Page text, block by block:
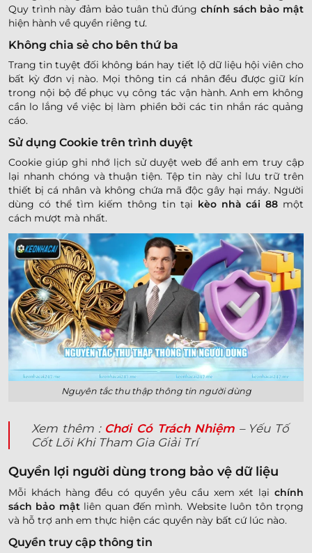
Quy trình này đảm bảo tuân thủ đúngchính sách bảo mật
hiện hành về quyền riêng tư.
Không chia sẻ cho bên thứ ba
Trang tin tuyệt đối không bán hay tiết lộ dữ liệu hội viên cho
bất kỳ đơn vị nào. Mọi thông tin cá nhân đều được giữ kín
trong nội bộ để phục vụ công tác vận hành. Anh em không
cần lo lắng về việc bị làm phiền bởi các tin nhắn rác quảng
cáo.
Sử dụng Cookie trên trình duyệt
Cookie giúp ghi nhớ lịch sử duyệt web để anh em truy cập
lại nhanh chóng và thuận tiện. Tệp tin này chỉ lưu trữ trên
thiết bị cá nhân và không chứa mã độc gây hại máy. Người
dùng có thể tìm kiếm thông tin tại kèo nhà cái 88 một
cách mượt mà nhất.
Nguyên tắc thu thập thông tin người dùng
Xem thêm : Chơi Có Trách Nhiệm – Yếu Tố
Cốt Lõi Khi Tham Gia Giải Trí
Quyền lợi người dùng trong bảo vệ dữ liệu
Mỗi khách hàng đều có quyền yêu cầu xem xét lại chính
sách bảo mậtliên quan đến mình. Website luôn tôn trọng
và hỗ trợ anh em thực hiện các quyền này bất cứ lúc nào.
Quyền truy cập thông tin